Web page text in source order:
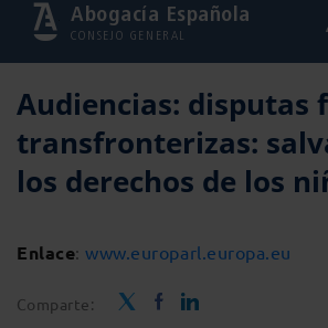
Abogacía Española
CONSEJO GENERAL
Audiencias: disputas
transfronterizas:
los derechos de los
Enlace:www.europarl.europa.eu
Comparte: